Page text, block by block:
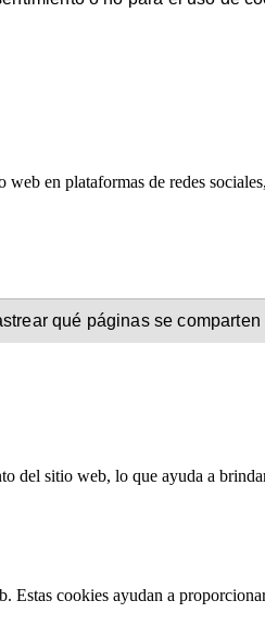
en plataformas de redes
qué páginas se
del sitio web, lo que ayuda a
Estas cookies ayudan a